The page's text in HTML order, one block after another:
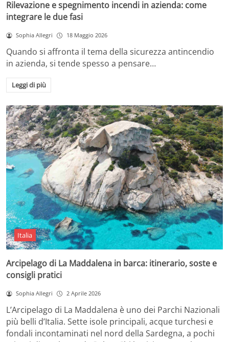
Rilevazione e spegnimento incendi in azienda: come
integrare le due fasi
Sophia Allegri 18 Maggio 2026
Quando si affronta il tema della sicurezza antincendio
in azienda, si tende spesso a pensare…
Leggi di più
Italia
Arcipelago di La Maddalena in barca: itinerario, soste e
consigli pratici
Sophia Allegri 2 Aprile 2026
L’Arcipelago di La Maddalena è uno dei Parchi Nazionali
più belli d’Italia. Sette isole principali, acque turchesi e
fondali incontaminati nel nord della Sardegna, a pochi